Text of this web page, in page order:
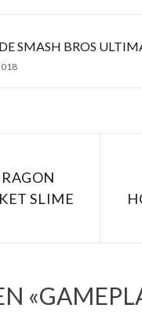
SMASH BROS
SLIME
«